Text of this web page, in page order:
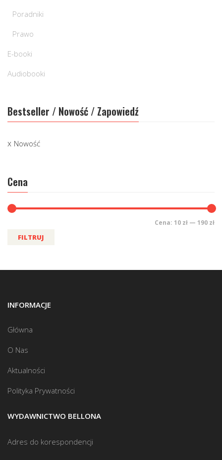
Poradniki
Prawo
E-booki
Audiobooki
Bestseller / Nowość / Zapowiedź
Nowość
Cena
FILTRUJ
Cena: 10 zł — 190 zł
INFORMACJE
Główna
O Nas
Aktualności
Polityka Prywatności
WYDAWNICTWO BELLONA
Adres do korespondencji